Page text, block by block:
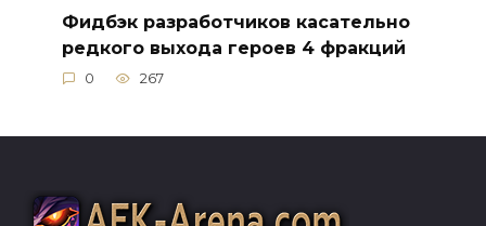
Фидбэк разработчиков касательно
редкого выхода героев 4 фракций
0 267